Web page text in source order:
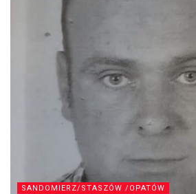
SANDOMIERZ/STASZÓW /OPATÓW